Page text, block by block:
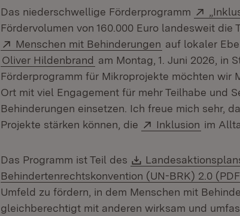
Das niederschwellige Förderprogramm
Fördervolumen von 160.000 Euro landesweit die
Extern:
Menschen mit Behinderungen (Öffnet in
auf lokaler
Oliver Hildenbrand am Montag, 1. Juni 2026, in
Förderprogramm für Mikroprojekte möchten wir
Ort mit viel Engagement für mehr Teilhabe und
Behinderungen einsetzen. Ich freue mich sehr,
Projekte stärken können, die
Extern:
Inklusion (Öffnet
im
Das Programm ist Teil des Download:
Behindertenrechtskonvention (UN-BRK) 2.0
Umfeld zu fördern, in dem Menschen mit
gleichberechtigt mit anderen wirksam und